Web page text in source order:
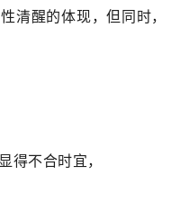
清醒的体现，但同时，
得不合时宜，